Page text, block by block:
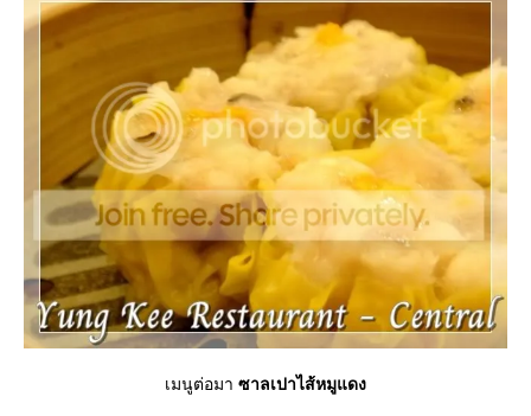
เมนูต่อมา ซาลเปาไส้หมูแดง